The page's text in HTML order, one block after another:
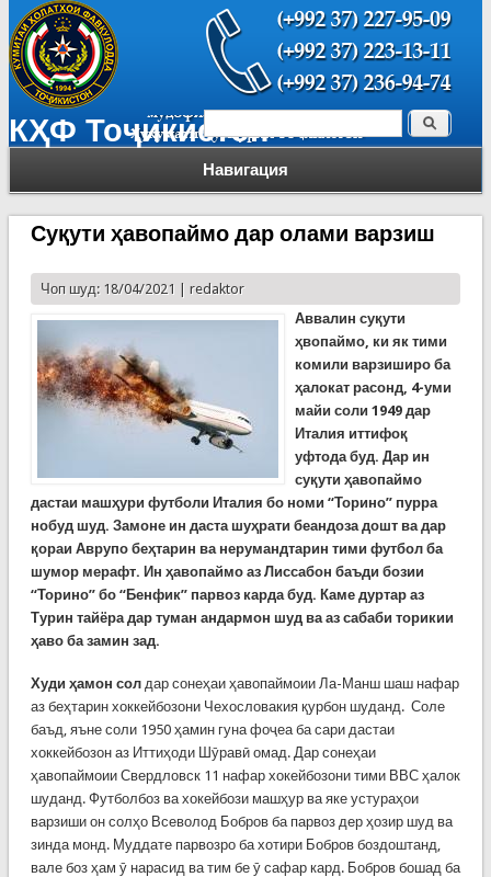
КҲФ Тоҷикистон
Навигация
Форма поиска Поиск
Суқути ҳавопаймо дар олами варзиш
Чоп шуд: 18/04/2021 | redaktor
Аввалин суқути
ҳвопаймо, ки як тими
комили варзиширо ба
ҳалокат расонд, 4-уми
майи соли 1949 дар
Италия иттифоқ
уфтода буд. Дар ин
суқути ҳавопаймо
дастаи машҳури футболи Италия бо номи “Торино” пурра
нобуд шуд. Замоне ин даста шуҳрати беандоза дошт ва дар
қораи Аврупо беҳтарин ва нерумандтарин тими футбол ба
шумор мерафт. Ин ҳавопаймо аз Лиссабон баъди бозии
“Торино” бо “Бенфик” парвоз карда буд. Каме дуртар аз
Турин тайёра дар туман андармон шуд ва аз сабаби торикии
ҳаво ба замин зад.
Худи ҳамон солдар сонеҳаи ҳавопаймоии Ла-Манш шаш нафар
аз беҳтарин хоккейбозони Чехословакия қурбон шуданд. Соле
баъд, яъне соли 1950 ҳамин гуна фоҷеа ба сари дастаи
хоккейбозон аз Иттиҳоди Шӯравӣ омад. Дар сонеҳаи
ҳавопаймоии Свердловск 11 нафар хокейбозони тими ВВС ҳалок
шуданд. Футболбоз ва хокейбози машҳур ва яке устураҳои
варзиши он солҳо Всеволод Бобров ба парвоз дер ҳозир шуд ва
зинда монд. Муддате парвозро ба хотири Бобров боздоштанд,
вале боз ҳам ӯ нарасид ва тим бе ӯ сафар кард. Бобров бошад ба